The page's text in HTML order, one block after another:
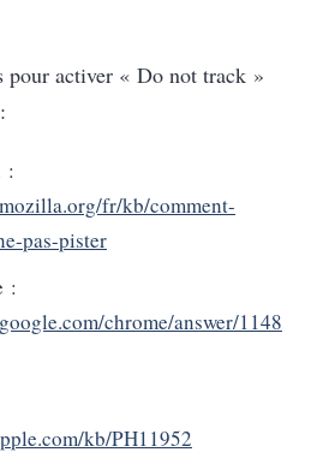
pour activer « Do not track »
:
fr/kb/comment-
pas-pister
:
chrome/answer/1148
kb/PH11952